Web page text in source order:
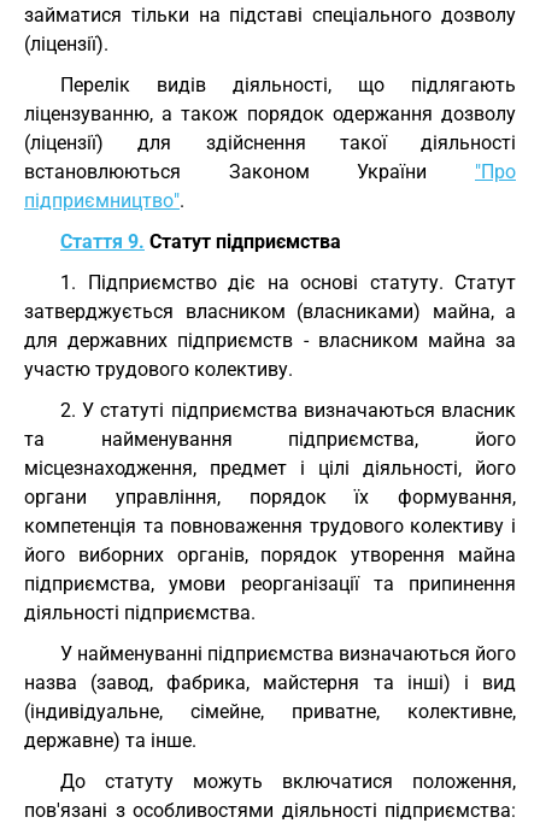
займатися тільки на підставі спеціального дозволу
(ліцензії).
Перелік видів діяльності, що підлягають
ліцензуванню, а також порядок одержання дозволу
(ліцензії) для здійснення такої діяльності
встановлюються Законом України "Про
підприємництво".
Стаття 9. Статут підприємства
1. Підприємство діє на основі статуту. Статут
затверджується власником (власниками) майна, а
для державних підприємств - власником майна за
участю трудового колективу.
2. У статуті підприємства визначаються власник
та найменування підприємства, його
місцезнаходження, предмет і цілі діяльності, його
органи управління, порядок їх формування,
компетенція та повноваження трудового колективу і
його виборних органів, порядок утворення майна
підприємства, умови реорганізації та припинення
діяльності підприємства.
У найменуванні підприємства визначаються його
назва (завод, фабрика, майстерня та інші) і вид
(індивідуальне, сімейне, приватне, колективне,
державне) та інше.
До статуту можуть включатися положення,
пов'язані з особливостями діяльності підприємства: